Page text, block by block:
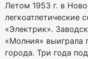
Летом 1953 г. в
легкоатлетические
«Электрик».
«Молния» выиграла
города. Три года